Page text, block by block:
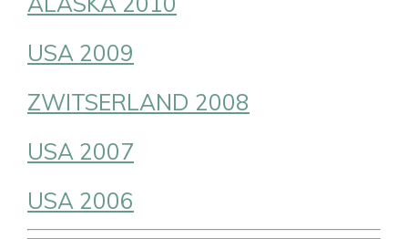
USA 2009
ZWITSERLAND 2008
USA 2007
USA 2006